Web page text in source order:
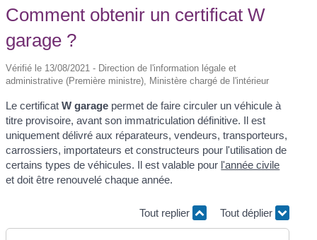
Comment obtenir un certificat W
garage ?
Vérifié le 13/08/2021 - Direction de l'information légale et
administrative (Première ministre), Ministère chargé de l'intérieur
Le certificatW garage permet de faire circuler un véhicule à
titre provisoire, avant son immatriculation définitive. Il est
uniquement délivré aux réparateurs, vendeurs, transporteurs,
carrossiers, importateurs et constructeurs pour l'utilisation de
certains types de véhicules. Il est valable pour l'année civile
et doit être renouvelé chaque année.
Tout replier Tout déplier